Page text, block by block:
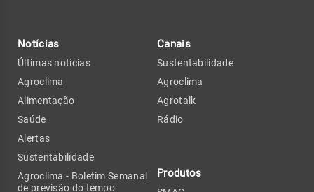
Notícias
Últimas notícias
Agroclima
Alimentação
Saúde
Alertas
Sustentabilidade
Agroclima - Boletim Semanal
de previsão do tempo
Canais
Sustentabilidade
Agroclima
Agrotalk
Rádio
Produtos